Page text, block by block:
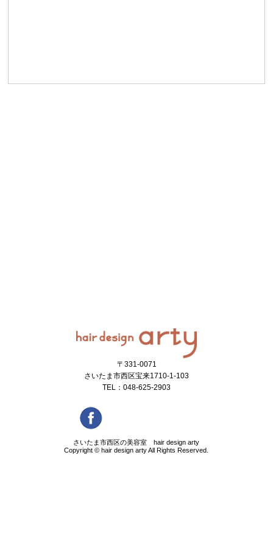
〒331-0071
さいたま市西区宝来1710-1-103
TEL：048-625-2903
さいたま市西区の美容室 hair design arty
Copyright ©hair design artyAll Rights Reserved.